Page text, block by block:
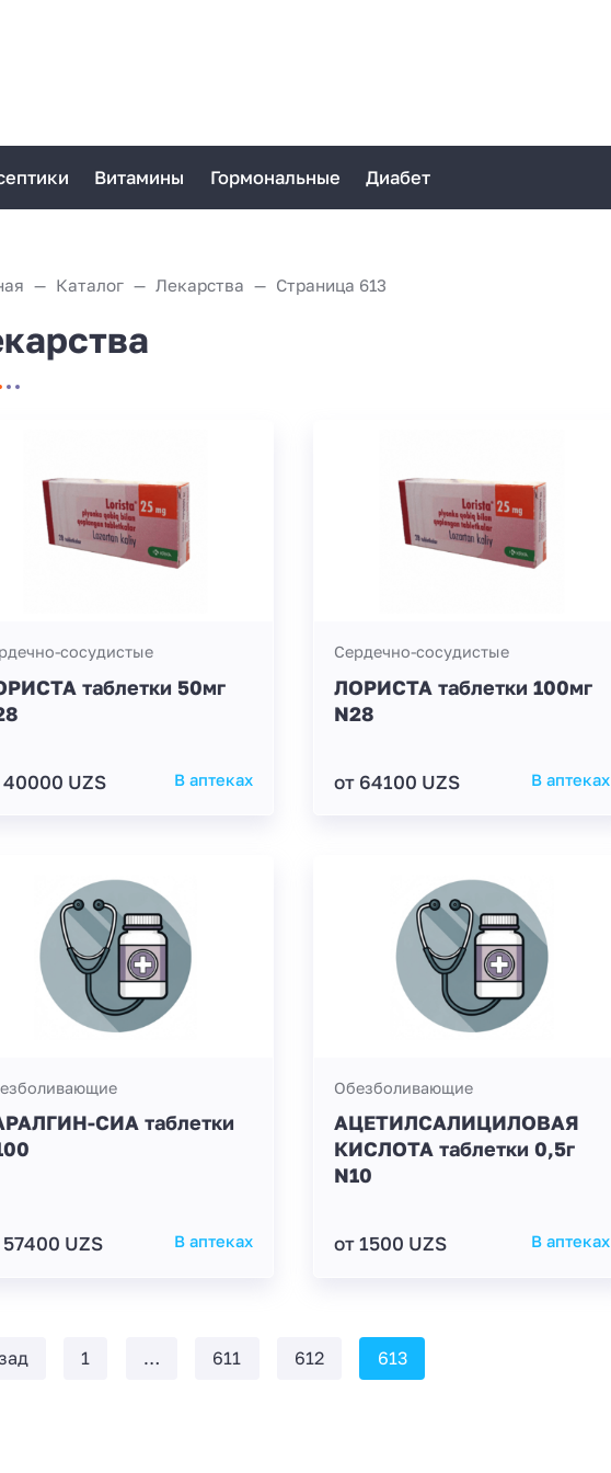
Витамины Гормональные Диабет
Каталог Лекарства Страница 613
сосудистые
таблетки 50мг
40000 UZS В аптеках
Сердечно-сосудистые
ЛОРИСТА таблетки 100мг
N28
от 64100 UZS В аптеках
СИА таблетки
57400 UZS В аптеках
Обезболивающие
АЦЕТИЛСАЛИЦИЛОВАЯ
КИСЛОТА таблетки 0,5г
N10
от 1500 UZS В аптеках
1 … 611 612 613